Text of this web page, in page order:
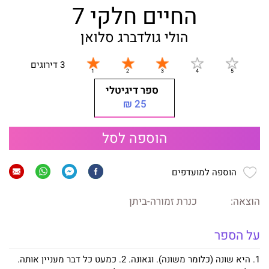
החיים חלקי 7
הולי גולדברג סלואן
3 דירוגים
ספר דיגיטלי
25 ₪
הוספה לסל
הוספה למועדפים
הוצאה: כנרת זמורה-ביתן
על הספר
1. היא שונה (כלומר משונה). וגאונה. 2. כמעט כל דבר מעניין אותה.